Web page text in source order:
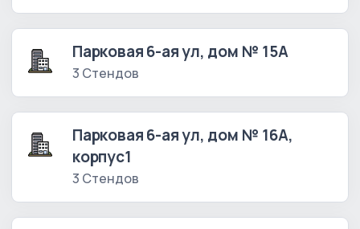
Парковая 6-ая ул, дом № 15А
3 Стендов
Парковая 6-ая ул, дом № 16А,
корпус1
3 Стендов